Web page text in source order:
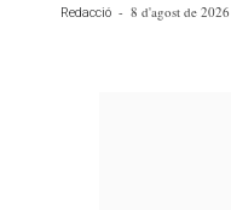
Redacció - 8 d'agost de 2026